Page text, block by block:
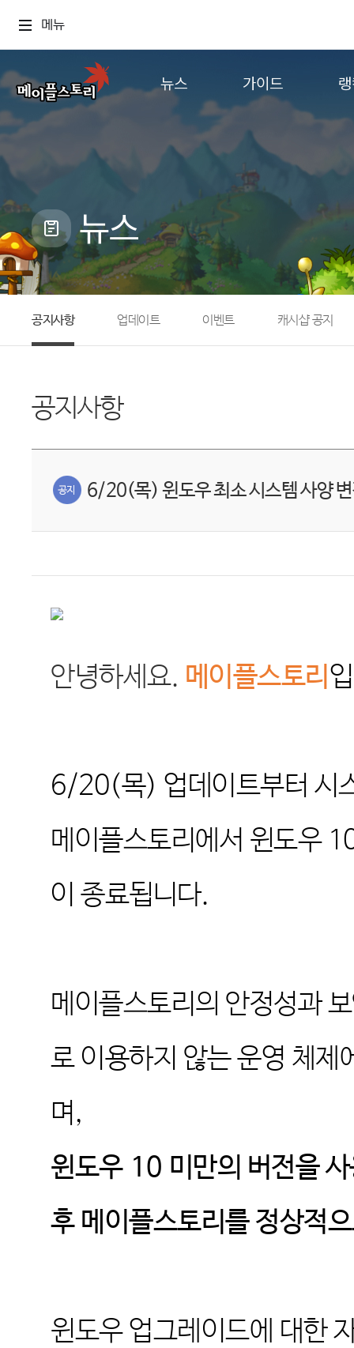
메뉴
뉴스
공지사항
업데이트
캐시샵 공지
메이플 알림판
with maple
가이드
게임정보
직업소개
확률형 아이템
NEXON NOW
뉴스
공지사항 업데이트 이벤트 캐시샵 공지
공지사항
6/20(목) 윈도우 최소 시스템 사양
안녕하세요. 메이플스토리
6/20(목) 업데이트부터 시
메이플스토리에서 윈도우
이 종료됩니다.
메이플스토리의 안정성과
로 이용하지 않는 운영 체제
며,
윈도우10 미만의 버전을
후 메이플스토리를 정상적
윈도우 업그레이드에 대한